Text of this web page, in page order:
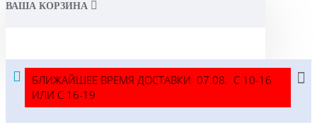
ВАША КОРЗИНА
БЛИЖАЙШЕЕ ВРЕМЯ ДОСТАВКИ 07.08. С 10-16
ИЛИ С 16-19